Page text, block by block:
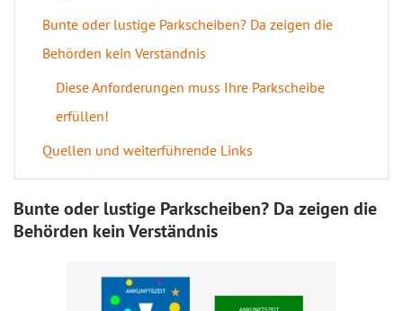
Bunte oder lustige Parkscheiben? Da zeigen die
Behörden kein Verständnis
Diese Anforderungen muss Ihre Parkscheibe
erfüllen!
Quellen und weiterführende Links
Bunte oder lustige Parkscheiben? Da zeigen die
Behörden kein Verständnis